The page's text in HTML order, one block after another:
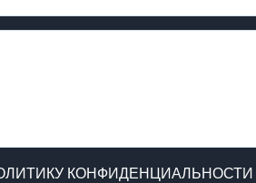
КОНФИДЕНЦИАЛЬНОСТИ